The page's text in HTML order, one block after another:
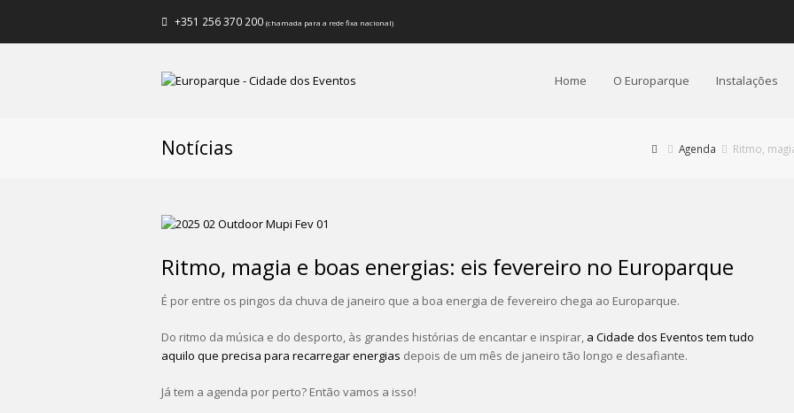
+351 256 370 200 (chamada para a rede fixa nacional)
Home O Europarque Instalações
Notícias Agenda Ritmo,
Ritmo, magia e boas energias: eis fevereiro no Europarque
É por entre os pingos da chuva de janeiro que a boa energia de fevereiro chega ao Europarque.
Do ritmo da música e do desporto, às grandes histórias de encantar e inspirar, a Cidade dos Eventos tem tudo
aquilo que precisa para recarregar energias depois de um mês de janeiro tão longo e desafiante.
Já tem a agenda por perto? Então vamos a isso!